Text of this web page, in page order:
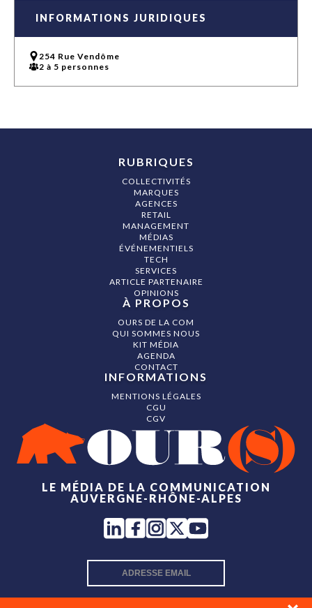
INFORMATIONS JURIDIQUES
254 Rue Vendôme
2 à 5 personnes
LE MÉDIA DE LA COMMUNICATION
AUVERGNE-RHÔNE-ALPES
RUBRIQUES
COLLECTIVITÉS
MARQUES
AGENCES
RETAIL
MANAGEMENT
MÉDIAS
ÉVÉNEMENTIELS
TECH
SERVICES
ARTICLE PARTENAIRE
OPINIONS
À PROPOS
OURS DE LA COM
QUI SOMMES NOUS
KIT MÉDIA
AGENDA
CONTACT
INFORMATIONS
MENTIONS LÉGALES
CGU
CGV